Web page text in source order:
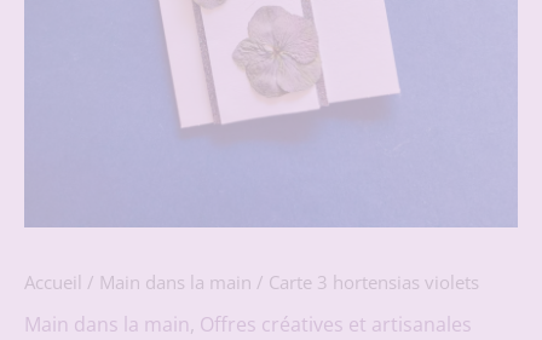
Accueil / Main dans la main / Carte 3 hortensias violets
Main dans la main, Offres créatives et artisanales